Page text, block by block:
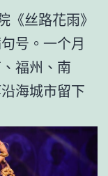
《丝路花雨》
号。一个月
福州、南
海城市留下